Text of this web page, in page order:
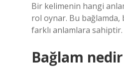
Bir kelimenin hangi
rol oynar. Bu bağlamda,
farklı anlamlara sahiptir.
Bağlam